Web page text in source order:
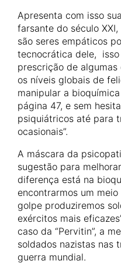
Apresenta com isso
farsante do século
são seres empáticos
tecnocrática dele, isso
prescrição de algumas
os níveis globais de
manipular a
página 47, e sem
psiquiátricos até para
ocasionais”.
A máscara da
sugestão para
diferença está na
encontrarmos um
golpe produziremos
exércitos mais
caso da “Pervitin”, a
soldados nazistas nas
guerra mundial.